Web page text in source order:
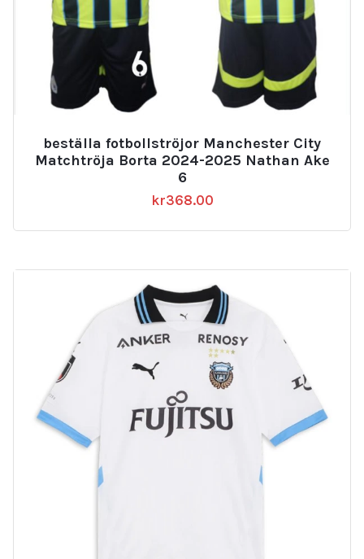
beställa fotbollströjor Manchester City
Matchtröja Borta 2024-2025 Nathan Ake
6
kr368.00